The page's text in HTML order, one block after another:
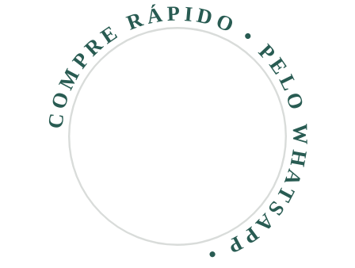
COMPRE RÁPIDO • PELO WHATSAPP •